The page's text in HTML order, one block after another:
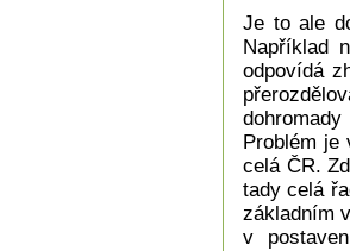
Je to ale
Například
odpovídá
Problém je
celá ČR.
tady celá
základním
v